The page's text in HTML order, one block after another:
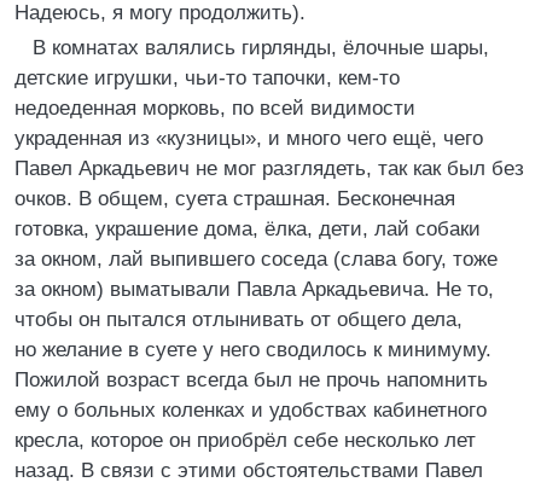
Надеюсь, я могу продолжить).
В комнатах валялись гирлянды, ёлочные шары,
детские игрушки, чьи-то тапочки, кем-то
недоеденная морковь, по всей видимости
украденная из «кузницы», и много чего ещё, чего
Павел Аркадьевич не мог разглядеть, так как был без
очков. В общем, суета страшная. Бесконечная
готовка, украшение дома, ёлка, дети, лай собаки
за окном, лай выпившего соседа (слава богу, тоже
за окном) выматывали Павла Аркадьевича. Не то,
чтобы он пытался отлынивать от общего дела,
но желание в суете у него сводилось к минимуму.
Пожилой возраст всегда был не прочь напомнить
ему о больных коленках и удобствах кабинетного
кресла, которое он приобрёл себе несколько лет
назад. В связи с этими обстоятельствами Павел